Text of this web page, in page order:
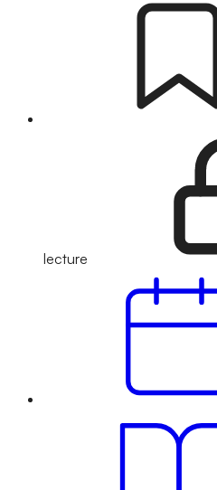
lecture